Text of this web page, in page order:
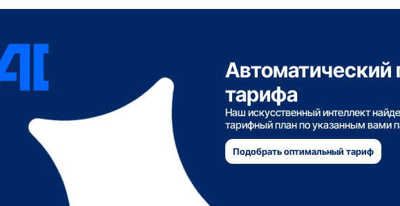
Автоматический
тарифа
Наш искусственный интеллект
тарифный план по указанным вами
Подобрать оптимальный тариф